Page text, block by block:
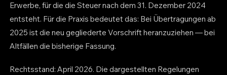
Erwerbe, für die die Steuer nach dem 31. Dezember 2024
entsteht. Für die Praxis bedeutet das: Bei Übertragungen ab
2025 ist die neu gegliederte Vorschrift heranzuziehen — bei
Altfällen die bisherige Fassung.
Rechtsstand: April 2026. Die dargestellten Regelungen